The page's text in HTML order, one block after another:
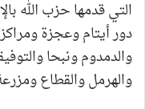
التي قدمها حزب الله
دور أيتام وعجزة
والدمدوم ونبحا
والهرمل والقطاع